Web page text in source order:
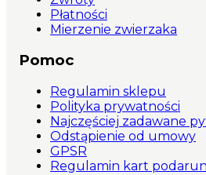
Płatności
Mierzenie zwierzaka
Pomoc
Regulamin sklepu
Polityka prywatności
Najczęściej zadawane
Odstąpienie od umowy
GPSR
Regulamin kart